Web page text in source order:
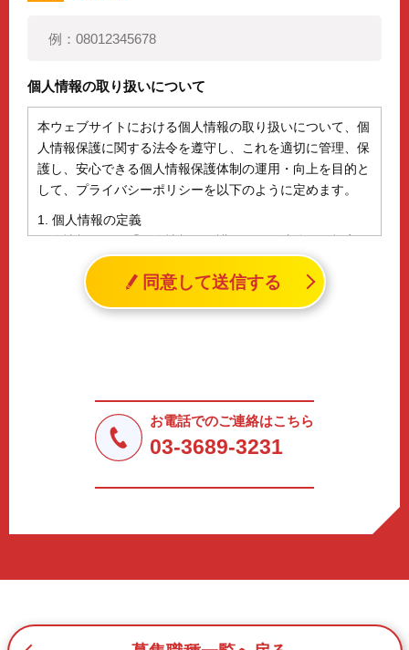
個人情報の取り扱いについて
本ウェブサイトにおける個人情報の取り扱いについて、個
人情報保護に関する法令を遵守し、これを適切に管理、保
護し、安心できる個人情報保護体制の運用・向上を目的と
して、プライバシーポリシーを以下のように定めます。
1. 個人情報の定義
個人情報とは、「個人情報の保護に関する法律」に規定さ
れる生存する個人に関する情報であって、氏名、生年月日
その他の記述等により特定の個人を識別することができる
情報（個人識別情報）を指します。
a.応募者等からのお問い合わせに対応・管理するため
b.本ウェブサイトにおけるサービスの提供・運用のため
3. プライバシー尊重
4. 法令等の遵守
応募者等の個人情報の取得、利用その他一切の取り扱いに
同意して送信する
お電話でのご連絡はこちら
03-3689-3231